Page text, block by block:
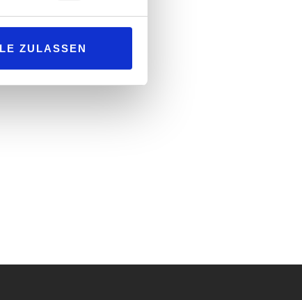
ZULASSEN